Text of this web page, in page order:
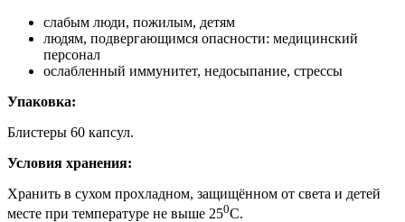
слабым люди, пожилым, детям
людям, подвергающимся опасности: медицинский
персонал
ослабленный иммунитет, недосыпание, стрессы
Упаковка:
Блистеры 60 капсул.
Условия хранения:
Хранить в сухом прохладном, защищённом от света и детей
месте при температуре не выше 250С.